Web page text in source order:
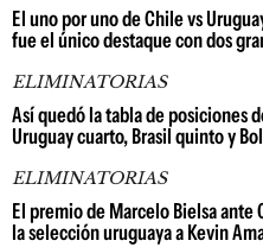
El uno por uno de Chile vs
fue el único destaque con dos
ELIMINATORIAS
Así quedó la tabla de posiciones
Uruguay cuarto, Brasil quinto y
ELIMINATORIAS
El premio de Marcelo Bielsa ante
la selección uruguaya a Kevin